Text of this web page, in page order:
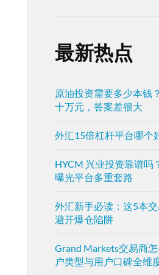
最新热点
原油投资需要多少本钱
十万元，答案差很大
外汇15倍杠杆平台哪个
HYCM 兴业投资靠谱吗
曝光平台多重套路
外汇新手必读：这5本
避开爆仓陷阱
Grand Markets交易商
户类型与用户口碑全维